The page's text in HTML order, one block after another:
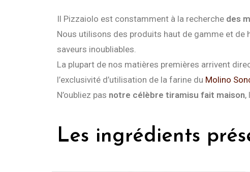
Il Pizzaiolo est constamment à la recherche des
Nous utilisons des produits haut de gamme et de
saveurs inoubliables.
La plupart de nos matières premières arrivent
l’exclusivité d’utilisation de la farine du Molino
N’oubliez pas notre célèbre tiramisu fait maison,
Les ingrédients